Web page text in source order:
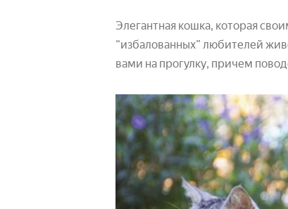
Элегантная кошка, которая
“избалованных” любителей
вами на прогулку, причем